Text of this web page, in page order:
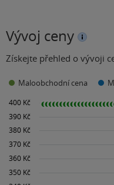
Vývoj ceny
Získejte přehled o vývoji
Maloobchodní cena